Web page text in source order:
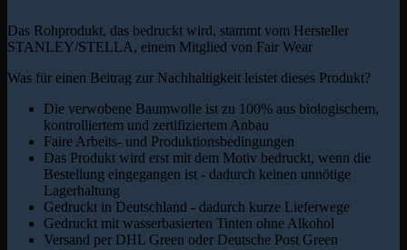
Das Rohprodukt, das bedruckt wird, stammt vom Hersteller
STANLEY/STELLA, einem Mitglied von Fair Wear
Was für einen Beitrag zur Nachhaltigkeit leistet dieses Produkt?
Die verwobene Baumwolle ist zu 100% aus biologischem,
kontrolliertem und zertifiziertem Anbau
Faire Arbeits- und Produktionsbedingungen
Das Produkt wird erst mit dem Motiv bedruckt, wenn die
Bestellung eingegangen ist - dadurch keinen unnötige
Lagerhaltung
Gedruckt in Deutschland - dadurch kurze Lieferwege
Gedruckt mit wasserbasierten Tinten ohne Alkohol
Versand per DHL Green oder Deutsche Post Green